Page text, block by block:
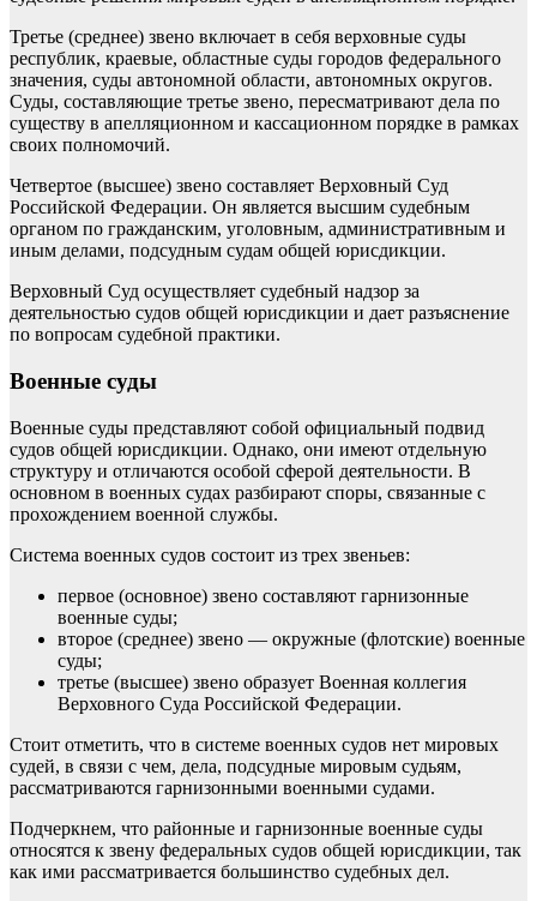
Третье (среднее) звено включает в себя верховные суды
республик, краевые, областные суды городов федерального
значения, суды автономной области, автономных округов.
Суды, составляющие третье звено, пересматривают дела по
существу в апелляционном и кассационном порядке в рамках
своих полномочий.
Четвертое (высшее) звено составляет Верховный Суд
Российской Федерации. Он является высшим судебным
органом по гражданским, уголовным, административным и
иным делами, подсудным судам общей юрисдикции.
Верховный Суд осуществляет судебный надзор за
деятельностью судов общей юрисдикции и дает разъяснение
по вопросам судебной практики.
Военные суды
Военные суды представляют собой официальный подвид
судов общей юрисдикции. Однако, они имеют отдельную
структуру и отличаются особой сферой деятельности. В
основном в военных судах разбирают споры, связанные с
прохождением военной службы.
Система военных судов состоит из трех звеньев:
первое (основное) звено составляют гарнизонные
военные суды;
второе (среднее) звено — окружные (флотские) военные
суды;
третье (высшее) звено образует Военная коллегия
Верховного Суда Российской Федерации.
Стоит отметить, что в системе военных судов нет мировых
судей, в связи с чем, дела, подсудные мировым судьям,
рассматриваются гарнизонными военными судами.
Подчеркнем, что районные и гарнизонные военные суды
относятся к звену федеральных судов общей юрисдикции, так
как ими рассматривается большинство судебных дел.